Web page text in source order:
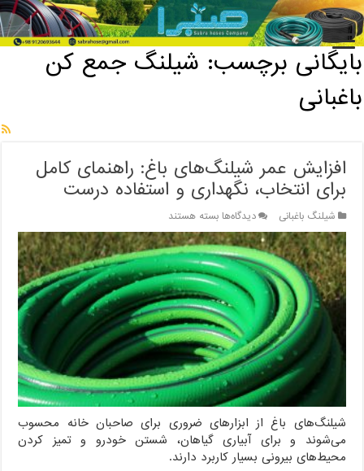
خانه / بایگانی برچسب: شیلنگ جمع کن باغبانی
بایگانی برچسب: شیلنگ جمع کن
باغبانی
افزایش عمر شیلنگ‌های باغ: راهنمای کامل
برای انتخاب، نگهداری و استفاده درست
شیلنگ باغبانی دیدگاه‌هابرای
افزایش
عمر
شیلنگ‌های
باغ:
راهنمای
کامل
برای
انتخاب،
نگهداری
و
استفاده
درست
بسته هستند
شیلنگ‌های باغ از ابزارهای ضروری برای صاحبان خانه محسوب
می‌شوند و برای آبیاری گیاهان، شستن خودرو و تمیز کردن
محیط‌های بیرونی بسیار کاربرد دارند.